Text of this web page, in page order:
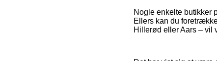
Nogle enkelte butikker
Ellers kan du
Hillerød eller Aars – vil